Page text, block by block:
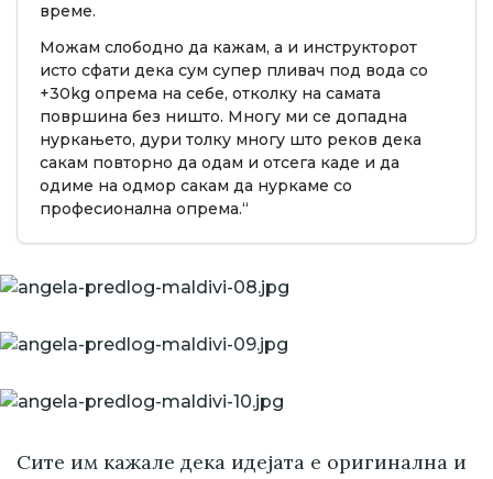
време.
Можам слободно да кажам, а и инструкторот
исто сфати дека сум супер пливач под вода со
+30kg опрема на себе, отколку на самата
површина без ништо. Многу ми се допадна
нуркањето, дури толку многу што реков дека
сакам повторно да одам и отсега каде и да
одиме на одмор сакам да нуркаме со
професионална опрема.“
Сите им кажале дека идејата е оригинална и